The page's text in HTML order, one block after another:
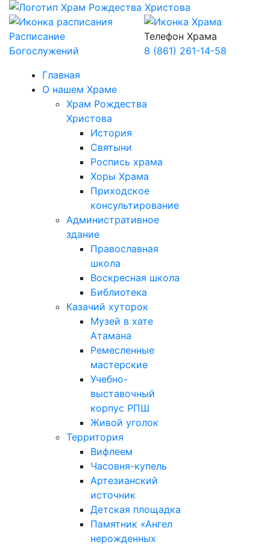
Расписание
Богослужений
Телефон Храма
8 (861) 261-14-58
Главная
О нашем Храме
Храм Рождества
Христова
История
Святыни
Роспись храма
Хоры Храма
Приходское
консультирование
Административное
здание
Православная
школа
Воскресная школа
Библиотека
Казачий хуторок
Музей в хате
Атамана
Ремесленные
мастерские
Учебно-
выставочный
корпус РПШ
Живой уголок
Территория
Вифлеем
Часовня-купель
Артезианский
источник
Детская площадка
Памятник «Ангел
нерожденных